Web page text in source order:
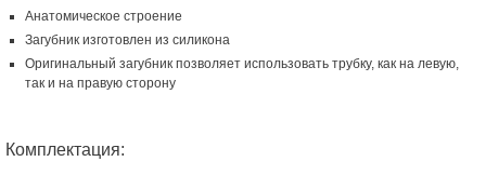
Анатомическое строение
Загубник изготовлен из силикона
Оригинальный загубник позволяет использовать трубку, как на левую,
так и на правую сторону
Комплектация: